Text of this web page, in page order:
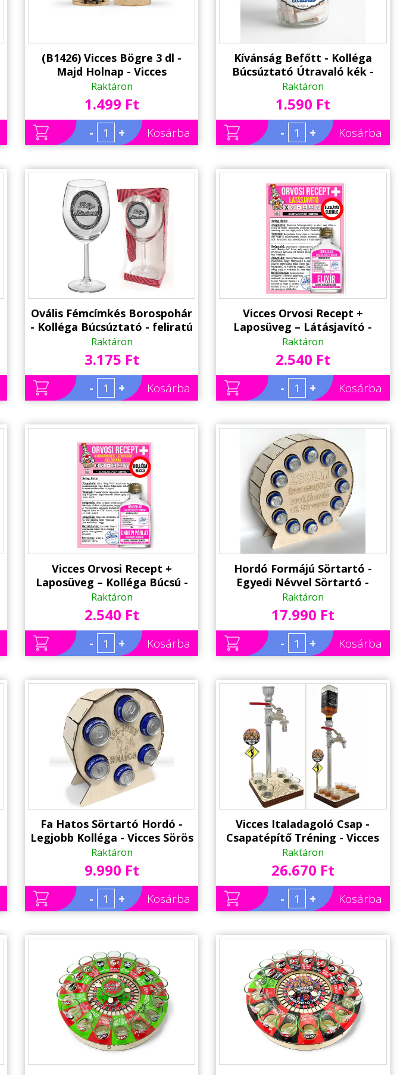
(B1426) Vicces Bögre 3 dl -
Majd Holnap - Vicces
Ajándékok kollégának,
barátnőknek
Raktáron
1.499 Ft
- + Kosárba
Kívánság Befőtt - Kolléga
Búcsúztató Útravaló kék -
Ajándék Kolléga Búcsúztatóra
Raktáron
1.590 Ft
- + Kosárba
Ovális Fémcímkés Borospohár
- Kolléga Búcsúztató - feliratú
borospohár - Kolléga
búcsúztató Ajándék
Raktáron
3.175 Ft
- + Kosárba
Vicces Orvosi Recept +
Laposüveg – Látásjavító -
Vicces Ajándék Kollégának,
Havernak
Raktáron
2.540 Ft
- + Kosárba
Vicces Orvosi Recept +
Laposüveg – Kolléga Búcsú -
Vicces Munkahelyi Kolléga
Búcsúztató Ajándék
Raktáron
2.540 Ft
- + Kosárba
Hordó Formájú Sörtartó -
Egyedi Névvel Sörtartó -
Sörös Ajándék Kollégának
Raktáron
17.990 Ft
- + Kosárba
Fa Hatos Sörtartó Hordó -
Legjobb Kolléga - Vicces Sörös
Ajándék Kollégának
Raktáron
9.990 Ft
- + Kosárba
Vicces Italadagoló Csap -
Csapatépítő Tréning - Vicces
Italos Ajándék Csapatépítő
Tréningre
Raktáron
26.670 Ft
- + Kosárba